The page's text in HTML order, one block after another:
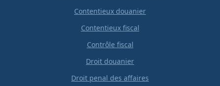
Contentieux douanier
Contentieux fiscal
Contrôle fiscal
Droit douanier
Droit penal des affaires